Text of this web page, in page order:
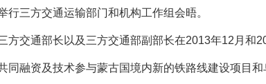
行三方交通运输部门和机构工作组会晤。
方交通部长以及三方交通部副部长在2013年12月和
同融资及技术参与蒙古国境内新的铁路线建设项目和